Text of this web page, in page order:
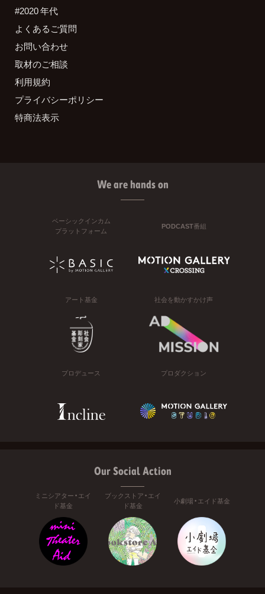
#2020 年代
よくあるご質問
お問い合わせ
取材のご相談
利用規約
プライバシーポリシー
特商法表示
We are hands on
ベーシックインカム
プラットフォーム
PODCAST番組
アート基金 社会を動かすかけ声
プロデュース プロダクション
Our Social Action
ミニシアター・エイ
ド基金
ブックストア・エイ
ド基金
小劇場・エイド基金